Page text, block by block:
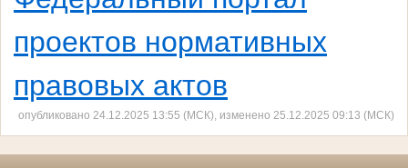
проектов нормативных
правовых актов
опубликовано 24.12.2025 13:55 (МСК), изменено 25.12.2025 09:13 (МСК)